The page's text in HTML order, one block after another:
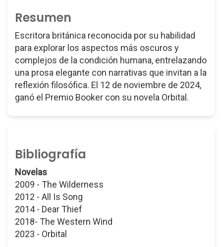
Resumen
Escritora británica reconocida por su habilidad
para explorar los aspectos más oscuros y
complejos de la condición humana, entrelazando
una prosa elegante con narrativas que invitan a la
reflexión filosófica. El 12 de noviembre de 2024,
ganó el Premio Booker con su novela Orbital.
Bibliografía
Novelas
2009 - The Wilderness
2012 - All Is Song
2014 - Dear Thief
2018- The Western Wind
2023 - Orbital